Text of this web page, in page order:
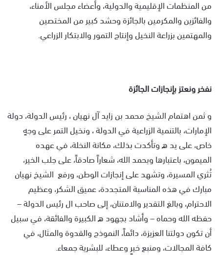
من المنظمات الإقليمية والدولية، وأعضاء مجلس الأمناء،
والفائزين والمكرمين بالجائزة وحشد كبير من المختصين
والمهتمين بزراعة النخيل وإنتاج التمور والابتكار الزراعي.
نفخر ونعتز بإنجازات الجائزة
و ثمن اهتمام الشيخ محمد بن زايد آل نهيان ، رئيس الدولة، دولة
الإمارات، بالتنمية الزراعية في الدولة ، ونخيل التمر على وجهٍ
خاص، على يد ه وتأكدت بذلك، مكانة النخلة، في عهده
الميمون، باعتبارها وبحمد الله، شعاراً صادقاً، على جلب الخير،
تُثري المسيرة، وتشهد على إنجازات الوطن، ورفع الشيخ نهيان
مبارك في هذه المناسبة المتجددة، عميق الشكر، وعظيم
الاحترام، وبالغ التقدير والامتنان، إلى صاحب ال رئيس الدولة –
حفظه الله وحماه – وأشاد بجهود ه الكبيرة والفائقة، في سبيل
أن تكون دولتنا العزيزة، دائماً، النموذج والقدوة والمثال، في
كافة المجالات، ومنبع خيرٍ وعطاء، للبشرية جمعاء.